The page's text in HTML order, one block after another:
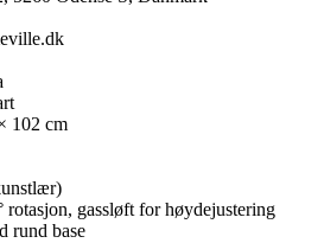
102 cm
rotasjon, gassløft for høydejustering
rund base